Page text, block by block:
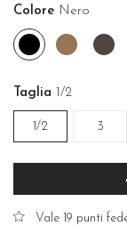
Colore Nero
Nero Camel
Taglia 1/2
1/2 3
Vale 19 punti